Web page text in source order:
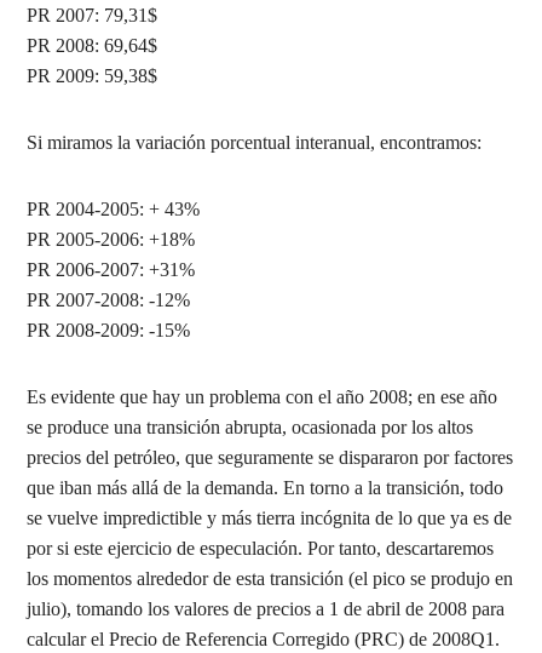
PR 2007: 79,31$
PR 2008: 69,64$
PR 2009: 59,38$
Si miramos la variación porcentual interanual, encontramos:
PR 2004-2005: + 43%
PR 2005-2006: +18%
PR 2006-2007: +31%
PR 2007-2008: -12%
PR 2008-2009: -15%
Es evidente que hay un problema con el año 2008; en ese año
se produce una transición abrupta, ocasionada por los altos
precios del petróleo, que seguramente se dispararon por factores
que iban más allá de la demanda. En torno a la transición, todo
se vuelve impredictible y más tierra incógnita de lo que ya es de
por si este ejercicio de especulación. Por tanto, descartaremos
los momentos alrededor de esta transición (el pico se produjo en
julio), tomando los valores de precios a 1 de abril de 2008 para
calcular el Precio de Referencia Corregido (PRC) de 2008Q1.